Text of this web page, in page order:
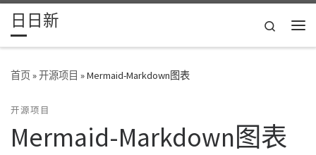
Skip to content
日日新
Search
首页»开源项目 »Mermaid-Markdown图表
开源项目
Mermaid-Markdown图表